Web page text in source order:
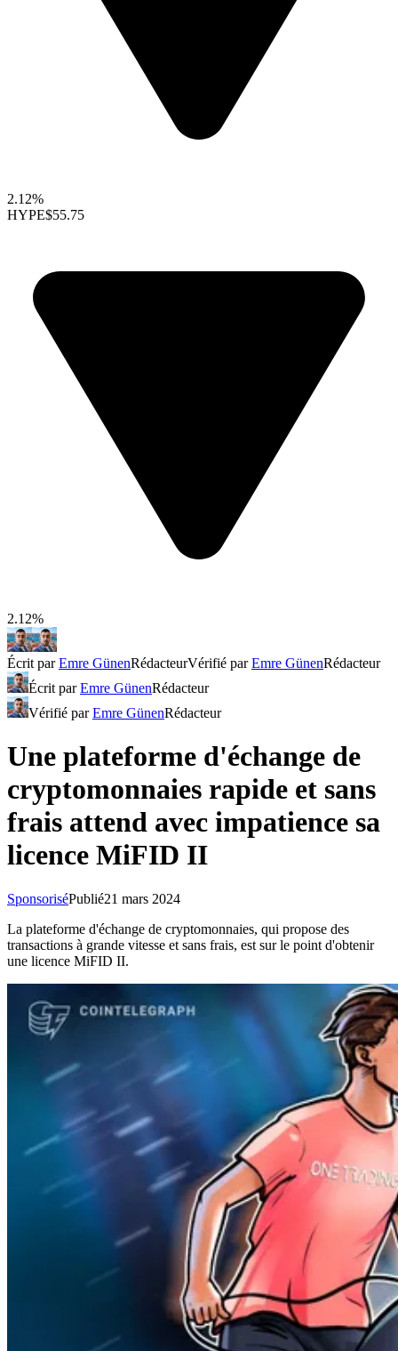
2.12%
HYPE$55.75
2.12%
Écrit parEmre GünenRédacteurVérifié parEmre GünenRédacteur
Écrit parEmre GünenRédacteur
Vérifié parEmre GünenRédacteur
Une plateforme d'échange de
cryptomonnaies rapide et sans
frais attend avec impatience sa
licence MiFID II
SponsoriséPublié21 mars 2024
La plateforme d'échange de cryptomonnaies, qui propose des
transactions à grande vitesse et sans frais, est sur le point d'obtenir
une licence MiFID II.